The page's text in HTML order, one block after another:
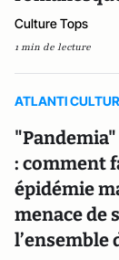
Culture Tops
1 min de lecture
ATLANTI
: comment
épidémie
menace de
l’ensemble